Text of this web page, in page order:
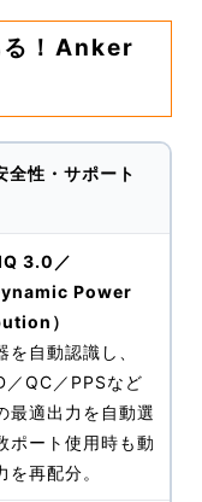
る！Anker
性・サポート
3.0／
Power
）
を自動認識し、
／QC／PPSなど
最適出力を自動選
ポート使用時も動
を再配分。